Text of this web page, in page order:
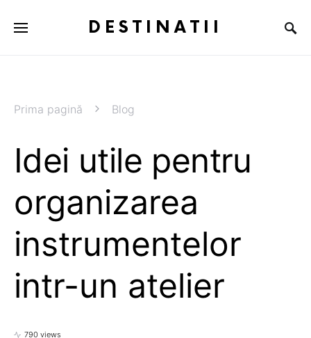
DESTINATII
Prima pagină Blog
Idei utile pentru
organizarea
instrumentelor
intr-un atelier
790 views